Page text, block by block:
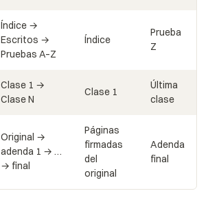
Índice →
Escritos →
Pruebas A–Z
Índice
Prueba
Z
Clase 1 →
Clase N
Clase 1
Última
clase
Original →
adenda 1 → …
→ final
Páginas
firmadas
del
original
Adenda
final